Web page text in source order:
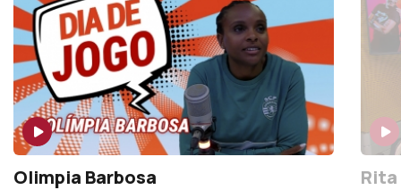
Olimpia Barbosa